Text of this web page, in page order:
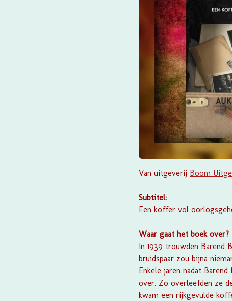
Van uitgeverij Boom
Subtitel:
Een koffer vol
Waar gaat het boek over?
In 1939 trouwden
bruidspaar zou bijna
Enkele jaren nadat
over. Zo overleefden ze
kwam een rijkgevulde